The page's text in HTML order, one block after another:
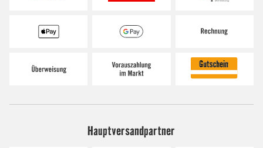
Hauptversandpartner